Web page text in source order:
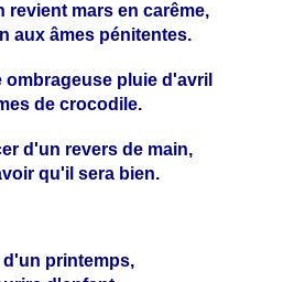
revient mars en carême,
aux âmes pénitentes.
ombrageuse pluie d'avril
de crocodile.
d'un revers de main,
qu'il sera bien.
d'un printemps,